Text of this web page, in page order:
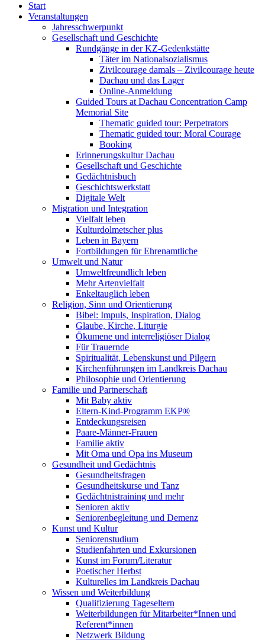
Start
Veranstaltungen
Jahresschwerpunkt
Gesellschaft und Geschichte
Rundgänge in der KZ-Gedenkstätte
Täter im Nationalsozialismus
Zivilcourage damals – Zivilcourage heute
Dachau und das Lager
Online-Anmeldung
Guided Tours at Dachau Concentration Camp
Memorial Site
Thematic guided tour: Perpetrators
Thematic guided tour: Moral Courage
Booking
Erinnerungskultur Dachau
Gesellschaft und Geschichte
Gedächtnisbuch
Geschichtswerkstatt
Digitale Welt
Migration und Integration
Vielfalt leben
Kulturdolmetscher plus
Leben in Bayern
Fortbildungen für Ehrenamtliche
Umwelt und Natur
Umweltfreundlich leben
Mehr Artenvielfalt
Enkeltauglich leben
Religion, Sinn und Orientierung
Bibel: Impuls, Inspiration, Dialog
Glaube, Kirche, Liturgie
Ökumene und interreligiöser Dialog
Für Trauernde
Spiritualität, Lebenskunst und Pilgern
Kirchenführungen im Landkreis Dachau
Philosophie und Orientierung
Familie und Partnerschaft
Mit Baby aktiv
Eltern-Kind-Programm EKP®
Entdeckungsreisen
Paare-Männer-Frauen
Familie aktiv
Mit Oma und Opa ins Museum
Gesundheit und Gedächtnis
Gesundheitsfragen
Gesundheitskurse und Tanz
Gedächtnistraining und mehr
Senioren aktiv
Seniorenbegleitung und Demenz
Kunst und Kultur
Seniorenstudium
Studienfahrten und Exkursionen
Kunst im Forum/Literatur
Poetischer Herbst
Kulturelles im Landkreis Dachau
Wissen und Weiterbildung
Qualifizierung Tageseltern
Weiterbildungen für Mitarbeiter*Innen und
Referent*innen
Netzwerk Bildung